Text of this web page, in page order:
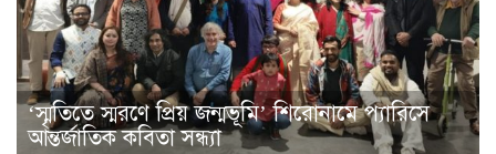
‘স্মৃতিতে স্মরণে প্রিয় জন্মভূমি’ শিরোনামে প্যারিসে
আন্তর্জাতিক কবিতা সন্ধ্যা